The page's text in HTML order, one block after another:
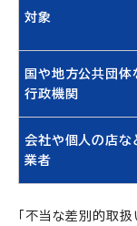
対象
国や地方公共団体
行政機関
会社や個人の店な
業者
「不当な差別的取